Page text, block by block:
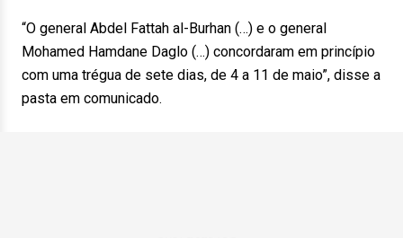
“O general Abdel Fattah al-Burhan (…) e o general
Mohamed Hamdane Daglo (…) concordaram em princípio
com uma trégua de sete dias, de 4 a 11 de maio”, disse a
pasta em comunicado.